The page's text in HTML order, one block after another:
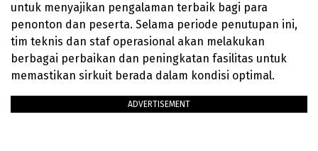
untuk menyajikan pengalaman terbaik bagi para
penonton dan peserta. Selama periode penutupan ini,
tim teknis dan staf operasional akan melakukan
berbagai perbaikan dan peningkatan fasilitas untuk
memastikan sirkuit berada dalam kondisi optimal.
ADVERTISEMENT